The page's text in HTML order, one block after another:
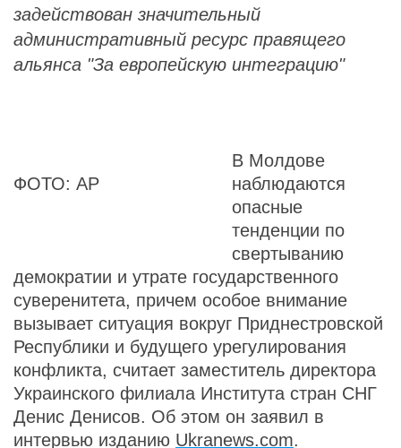
задействован значительный
административный ресурс правящего
альянса "За европейскую интеграцию"
ФОТО: AP
В Молдове
наблюдаются
опасные
тенденции по
свертыванию
демократии и утрате государственного
суверенитета, причем особое внимание
вызывает ситуация вокруг Приднестровской
Республики и будущего урегулирования
конфликта, считает заместитель директора
Украинского филиала Института стран СНГ
Денис Денисов. Об этом он заявил в
интервью изданию Ukranews.com.